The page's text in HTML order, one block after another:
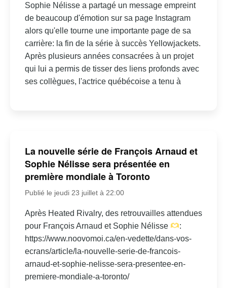
Sophie Nélisse a partagé un message empreint
de beaucoup d'émotion sur sa page Instagram
alors qu'elle tourne une importante page de sa
carrière: la fin de la série à succès Yellowjackets.
Après plusieurs années consacrées à un projet
qui lui a permis de tisser des liens profonds avec
ses collègues, l'actrice québécoise a tenu à
La nouvelle série de François Arnaud et
Sophie Nélisse sera présentée en
première mondiale à Toronto
Publié le jeudi 23 juillet à 22:00
Après Heated Rivalry, des retrouvailles attendues
pour François Arnaud et Sophie Nélisse
:
https://www.noovomoi.ca/en-vedette/dans-vos-
ecrans/article/la-nouvelle-serie-de-francois-
arnaud-et-sophie-nelisse-sera-presentee-en-
premiere-mondiale-a-toronto/